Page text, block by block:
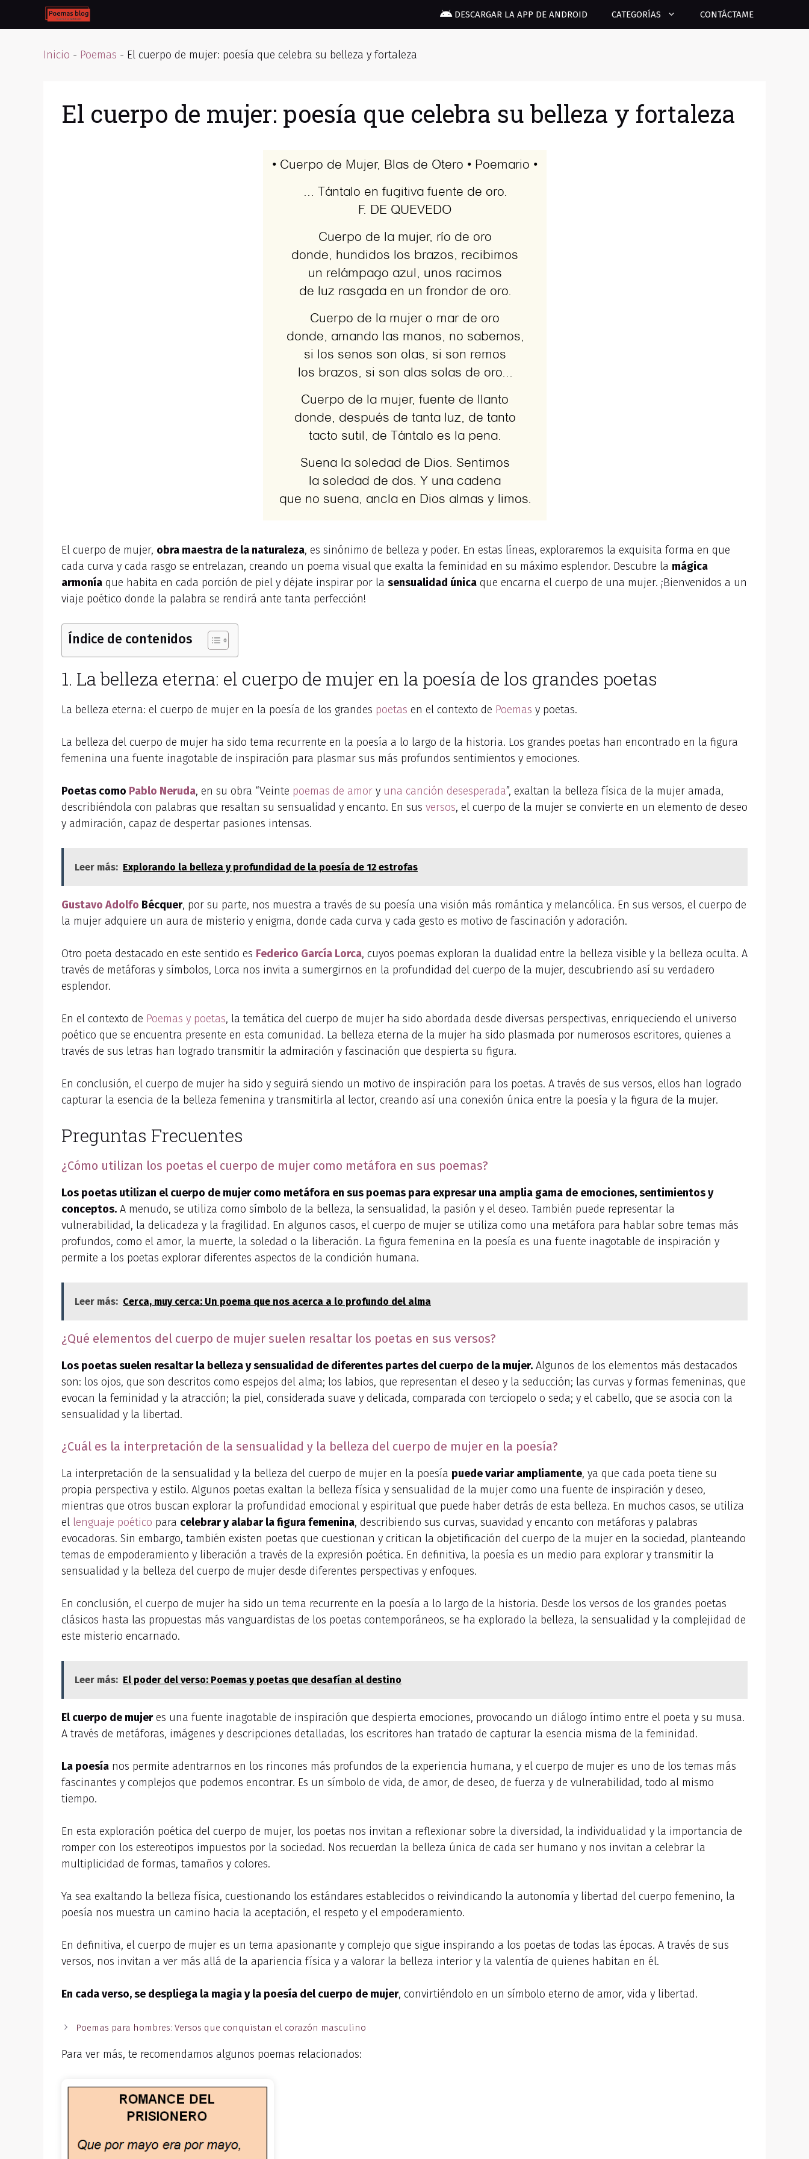
DESCARGAR LA APP DE ANDROID CATEGORÍAS CONTÁCTAME
Inicio - Poemas - El cuerpo de mujer: poesía que celebra su belleza y fortaleza
El cuerpo de mujer: poesía que celebra su belleza y fortaleza
El cuerpo de mujer, obra maestra de la naturaleza, es sinónimo de belleza y poder. En estas líneas, exploraremos la exquisita forma en que
cada curva y cada rasgo se entrelazan, creando un poema visual que exalta la feminidad en su máximo esplendor. Descubre la mágica
armonía que habita en cada porción de piel y déjate inspirar por la sensualidad única que encarna el cuerpo de una mujer. ¡Bienvenidos a un
viaje poético donde la palabra se rendirá ante tanta perfección!
Índice de contenidos
1. La belleza eterna: el cuerpo de mujer en la poesía de los grandes poetas
La belleza eterna: el cuerpo de mujer en la poesía de los grandes poetas en el contexto de Poemas y poetas.
La belleza del cuerpo de mujer ha sido tema recurrente en la poesía a lo largo de la historia. Los grandes poetas han encontrado en la figura
femenina una fuente inagotable de inspiración para plasmar sus más profundos sentimientos y emociones.
Poetas como Pablo Neruda, en su obra “Veinte poemas de amor y una canción desesperada”, exaltan la belleza física de la mujer amada,
describiéndola con palabras que resaltan su sensualidad y encanto. En sus versos, el cuerpo de la mujer se convierte en un elemento de deseo
y admiración, capaz de despertar pasiones intensas.
Leer más: Explorando la belleza y profundidad de la poesía de 12 estrofas
Gustavo Adolfo Bécquer, por su parte, nos muestra a través de su poesía una visión más romántica y melancólica. En sus versos, el cuerpo de
la mujer adquiere un aura de misterio y enigma, donde cada curva y cada gesto es motivo de fascinación y adoración.
Otro poeta destacado en este sentido es Federico García Lorca, cuyos poemas exploran la dualidad entre la belleza visible y la belleza oculta. A
través de metáforas y símbolos, Lorca nos invita a sumergirnos en la profundidad del cuerpo de la mujer, descubriendo así su verdadero
esplendor.
En el contexto de Poemas y poetas, la temática del cuerpo de mujer ha sido abordada desde diversas perspectivas, enriqueciendo el universo
poético que se encuentra presente en esta comunidad. La belleza eterna de la mujer ha sido plasmada por numerosos escritores, quienes a
través de sus letras han logrado transmitir la admiración y fascinación que despierta su figura.
En conclusión, el cuerpo de mujer ha sido y seguirá siendo un motivo de inspiración para los poetas. A través de sus versos, ellos han logrado
capturar la esencia de la belleza femenina y transmitirla al lector, creando así una conexión única entre la poesía y la figura de la mujer.
Preguntas Frecuentes
¿Cómo utilizan los poetas el cuerpo de mujer como metáfora en sus poemas?
Los poetas utilizan el cuerpo de mujer como metáfora en sus poemas para expresar una amplia gama de emociones, sentimientos y
conceptos. A menudo, se utiliza como símbolo de la belleza, la sensualidad, la pasión y el deseo. También puede representar la
vulnerabilidad, la delicadeza y la fragilidad. En algunos casos, el cuerpo de mujer se utiliza como una metáfora para hablar sobre temas más
profundos, como el amor, la muerte, la soledad o la liberación. La figura femenina en la poesía es una fuente inagotable de inspiración y
permite a los poetas explorar diferentes aspectos de la condición humana.
Leer más: Cerca, muy cerca: Un poema que nos acerca a lo profundo del alma
¿Qué elementos del cuerpo de mujer suelen resaltar los poetas en sus versos?
Los poetas suelen resaltar la belleza y sensualidad de diferentes partes del cuerpo de la mujer. Algunos de los elementos más destacados
son: los ojos, que son descritos como espejos del alma; los labios, que representan el deseo y la seducción; las curvas y formas femeninas, que
evocan la feminidad y la atracción; la piel, considerada suave y delicada, comparada con terciopelo o seda; y el cabello, que se asocia con la
sensualidad y la libertad.
¿Cuál es la interpretación de la sensualidad y la belleza del cuerpo de mujer en la poesía?
La interpretación de la sensualidad y la belleza del cuerpo de mujer en la poesía puede variar ampliamente, ya que cada poeta tiene su
propia perspectiva y estilo. Algunos poetas exaltan la belleza física y sensualidad de la mujer como una fuente de inspiración y deseo,
mientras que otros buscan explorar la profundidad emocional y espiritual que puede haber detrás de esta belleza. En muchos casos, se utiliza
el lenguaje poético para celebrar y alabar la figura femenina, describiendo sus curvas, suavidad y encanto con metáforas y palabras
evocadoras. Sin embargo, también existen poetas que cuestionan y critican la objetificación del cuerpo de la mujer en la sociedad, planteando
temas de empoderamiento y liberación a través de la expresión poética. En definitiva, la poesía es un medio para explorar y transmitir la
sensualidad y la belleza del cuerpo de mujer desde diferentes perspectivas y enfoques.
En conclusión, el cuerpo de mujer ha sido un tema recurrente en la poesía a lo largo de la historia. Desde los versos de los grandes poetas
clásicos hasta las propuestas más vanguardistas de los poetas contemporáneos, se ha explorado la belleza, la sensualidad y la complejidad de
este misterio encarnado.
Leer más: El poder del verso: Poemas y poetas que desafían al destino
El cuerpo de mujeres una fuente inagotable de inspiración que despierta emociones, provocando un diálogo íntimo entre el poeta y su musa.
A través de metáforas, imágenes y descripciones detalladas, los escritores han tratado de capturar la esencia misma de la feminidad.
La poesía nos permite adentrarnos en los rincones más profundos de la experiencia humana, y el cuerpo de mujer es uno de los temas más
fascinantes y complejos que podemos encontrar. Es un símbolo de vida, de amor, de deseo, de fuerza y de vulnerabilidad, todo al mismo
tiempo.
En esta exploración poética del cuerpo de mujer, los poetas nos invitan a reflexionar sobre la diversidad, la individualidad y la importancia de
romper con los estereotipos impuestos por la sociedad. Nos recuerdan la belleza única de cada ser humano y nos invitan a celebrar la
multiplicidad de formas, tamaños y colores.
Ya sea exaltando la belleza física, cuestionando los estándares establecidos o reivindicando la autonomía y libertad del cuerpo femenino, la
poesía nos muestra un camino hacia la aceptación, el respeto y el empoderamiento.
En definitiva, el cuerpo de mujer es un tema apasionante y complejo que sigue inspirando a los poetas de todas las épocas. A través de sus
versos, nos invitan a ver más allá de la apariencia física y a valorar la belleza interior y la valentía de quienes habitan en él.
En cada verso, se despliega la magia y la poesía del cuerpo de mujer, convirtiéndolo en un símbolo eterno de amor, vida y libertad.
Poemas para hombres: Versos que conquistan el corazón masculino
Para ver más, te recomendamos algunos poemas relacionados: